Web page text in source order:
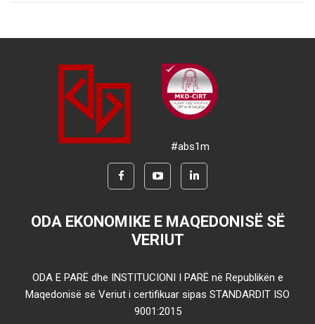
#abs1m
ODA EKONOMIKE E MAQEDONISË SË
VERIUT
ODA E PARË dhe INSTITUCIONI I PARË në Republikën e
Maqedonisë së Veriut i certifikuar sipas STANDARDIT ISO
9001:2015